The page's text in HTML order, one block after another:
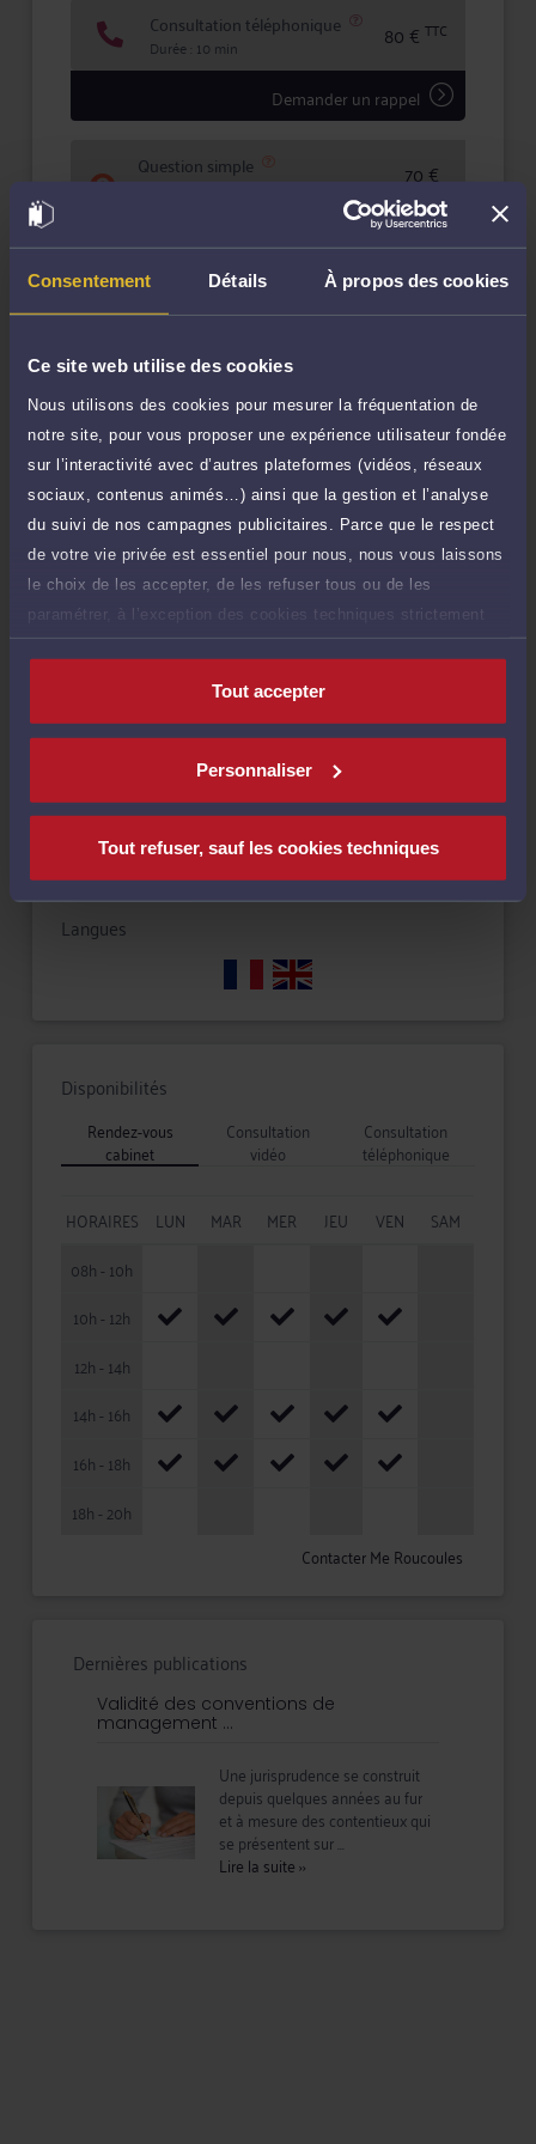
Consentement Détails À propos des cookies
Ce site web utilise des cookies
Nous utilisons des cookies pour mesurer la fréquentation de
notre site, pour vous proposer une expérience utilisateur fondée
sur l’interactivité avec d’autres plateformes (vidéos, réseaux
sociaux, contenus animés…) ainsi que la gestion et l’analyse
du suivi de nos campagnes publicitaires. Parce que le respect
de votre vie privée est essentiel pour nous, nous vous laissons
le choix de les accepter, de les refuser tous ou de les
paramétrer, à l’exception des cookies techniques strictement
nécessaires au fonctionnement du site.
Tout accepter
Personnaliser
Tout refuser, sauf les cookies techniques
Consultation téléphonique
Durée : 10 min 80 € TTC
Demander un rappel
Question simple
Réponse concise à votre question (moins 70 €
TTC
d'ajout d'une pièce jointe
Consulter par écrit
Voir sa Grille indicative des Honoraires
Compétences
Droit des sociétés
Droit commercial, des affaires et de la concurrence
Droit des sociétés commerciales et professionnelles
Langues
Disponibilités
Rendez-vous
cabinet
Consultation
vidéo
Consultation
téléphonique
HORAIRES LUN MAR MER JEU VEN
SAM
08h - 10h
10h - 12h
12h - 14h
14h - 16h
16h - 18h
18h - 20h
Contacter Me Roucoules
Dernières publications
Validité des conventions de
management ...
Une jurisprudence se construit
depuis quelques années au fur
et à mesure des contentieux qui
se présentent sur ...
Lire la suite››